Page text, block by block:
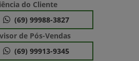
do Cliente
(69) 99988-3827
de Pós-Vendas
(69) 99913-9345